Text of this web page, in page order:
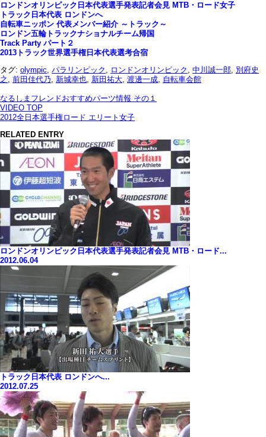
ロンドンオリンピック日本代表選手発表記者会見 MTB・ロード女子
トラック日本代表 ロンドンへ
自転車ニッポン 代表メンバー紹介 ～トラック～
ロンドン五輪トラックナショナルチーム帰国
Track Party パート２
2013トラック世界選手権日本代表選考合宿
タグ: olympic, パラリンピック , ロンドンオリンピック , 中川誠一郎, 別府史
之 , 前田佳代乃, 新城幸也, 新田祐大, 渡邊一成, 自転車会館
なるしまフレンドおすすめパーツ情報 その１
VIDEO TOP
2012全日本選手権ロード エリート女子
RELATED ENTRY
ロンドンオリンピック日本代表選手発表記者会見 MTB・ロード...
2012.06.04
トラック日本代表 ロンドンへ...
2012.07.25